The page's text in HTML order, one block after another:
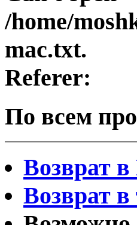
/home/
mac.txt.
Referer:
По всем
Возврат
Возврат